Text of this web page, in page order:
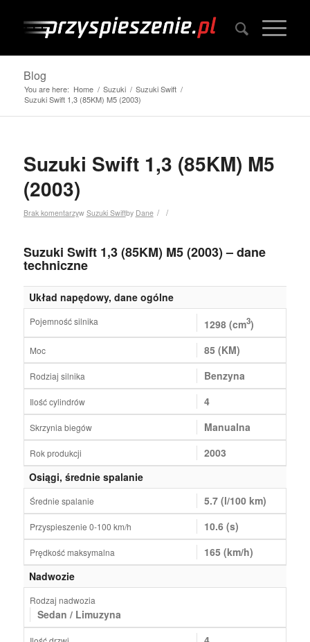
Blog
You are here: Home / Suzuki / Suzuki Swift /
Suzuki Swift 1,3 (85KM) M5 (2003)
Suzuki Swift 1,3 (85KM) M5
(2003)
Brak komentarzy /
w Suzuki Swift /
by Dane
Suzuki Swift 1,3 (85KM) M5 (2003) – dane
techniczne
Układ napędowy, dane ogólne
Pojemność silnika 1298 (cm3)
Moc 85 (KM)
Rodziaj silnika Benzyna
Ilość cylindrów 4
Skrzynia biegów Manualna
Rok produkcji
2003
Osiągi, średnie spalanie
Średnie spalanie 5.7 (l/100 km)
Przyspieszenie 0-100 km/h 10.6 (s)
Prędkość maksymalna
165 (km/h)
Nadwozie
Rodzaj nadwozia
Sedan / Limuzyna